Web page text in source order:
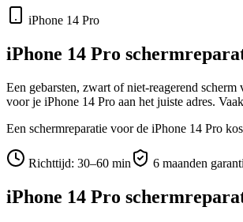
iPhone 14 Pro
iPhone 14 Pro
Een gebarsten, zwart of niet-reagerend
voor je iPhone 14 Pro aan het juiste adres.
Een schermreparatie voor de iPhone 14 Pro
Richttijd: 30–60 min 6 maanden
iPhone 14 Pro